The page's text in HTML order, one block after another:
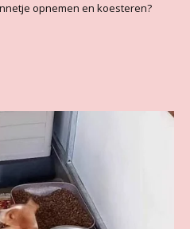
opnemen en koesteren?